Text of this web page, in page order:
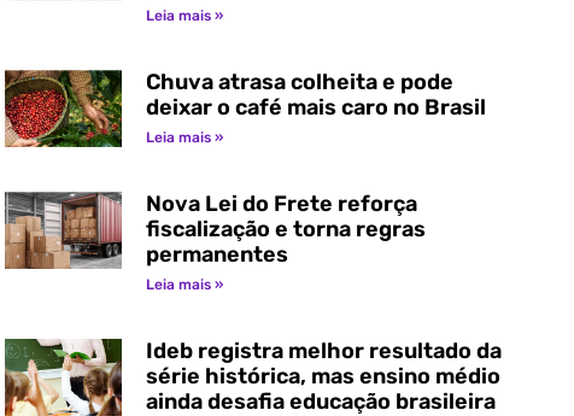
Leia mais »
Chuva atrasa colheita e pode
deixar o café mais caro no Brasil
Leia mais »
Nova Lei do Frete reforça
fiscalização e torna regras
permanentes
Leia mais »
Ideb registra melhor resultado da
série histórica, mas ensino médio
ainda desafia educação brasileira